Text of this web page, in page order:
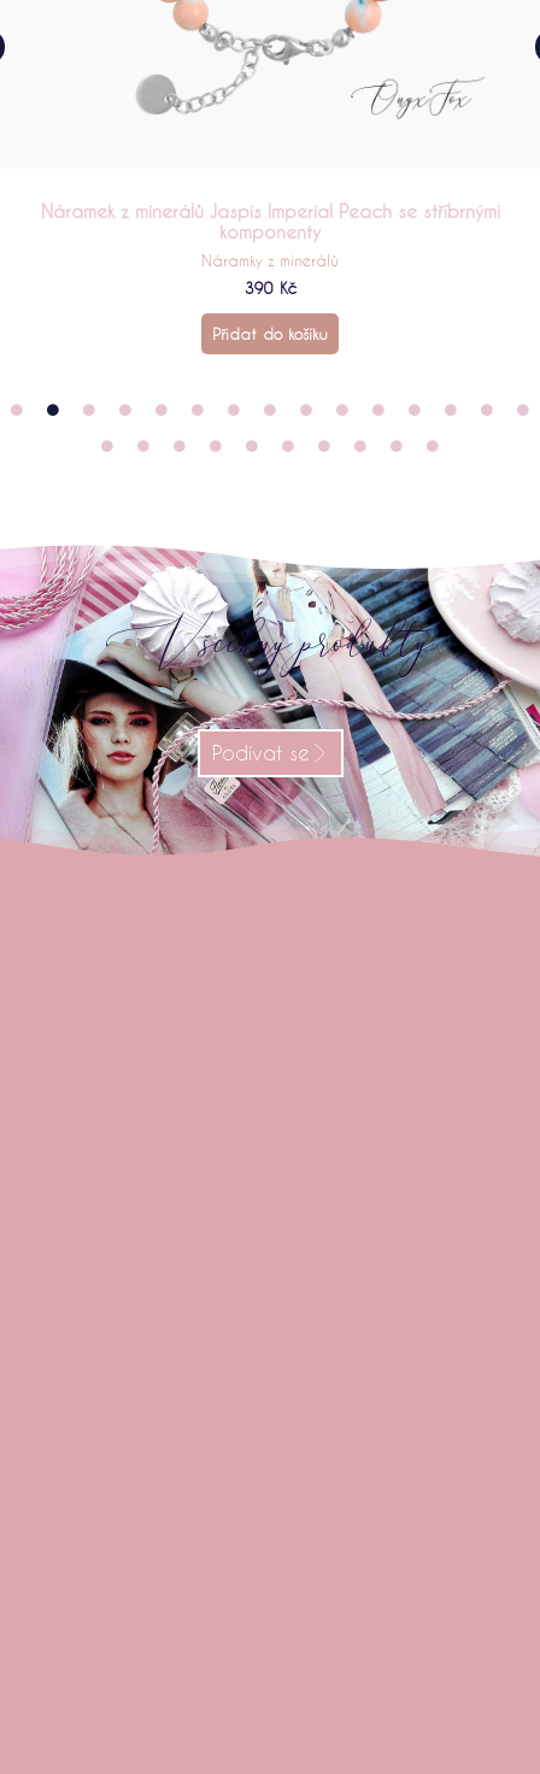
Náramek z minerálů Perleť Light Orange se stříbrnými
komponenty
Náramky z minerálů
390 Kč
Přidat do košíku
Všechny produkty
Podívat se